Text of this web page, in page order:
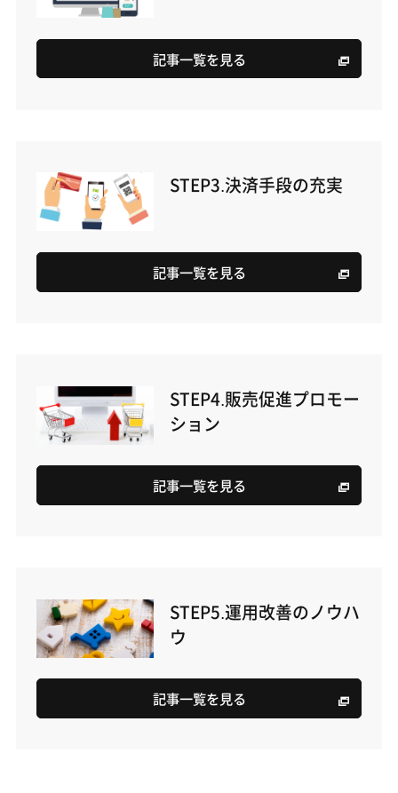
記事一覧を見る
STEP3.決済手段の充実
記事一覧を見る
STEP4.販売促進プロモー
ション
記事一覧を見る
STEP5.運用改善のノウハ
ウ
記事一覧を見る